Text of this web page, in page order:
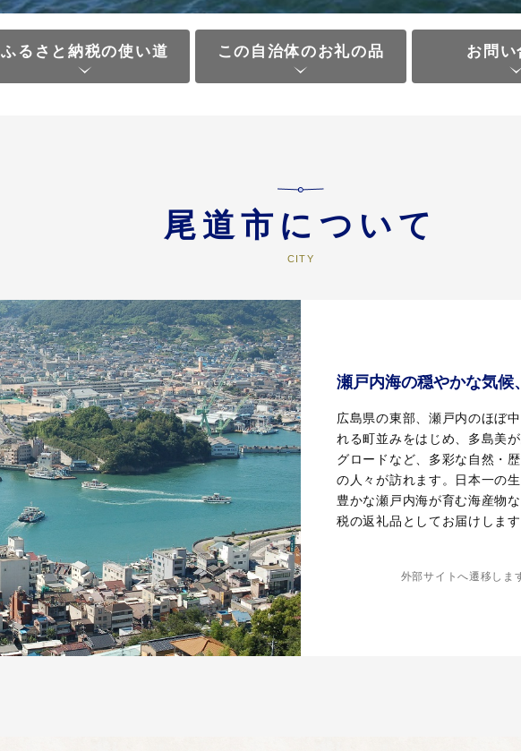
ふるさと納税の使い道 この自治体のお礼の品 お問い
尾道市について
瀬戸内海の穏やかな気候
広島県の東部、瀬戸内のほぼ
れる町並みをはじめ、多島美
グロードなど、多彩な自然・
の人々が訪れます。日本一の
豊かな瀬戸内海が育む海産物
税の返礼品としてお届けします
外部サイトへ遷移しま